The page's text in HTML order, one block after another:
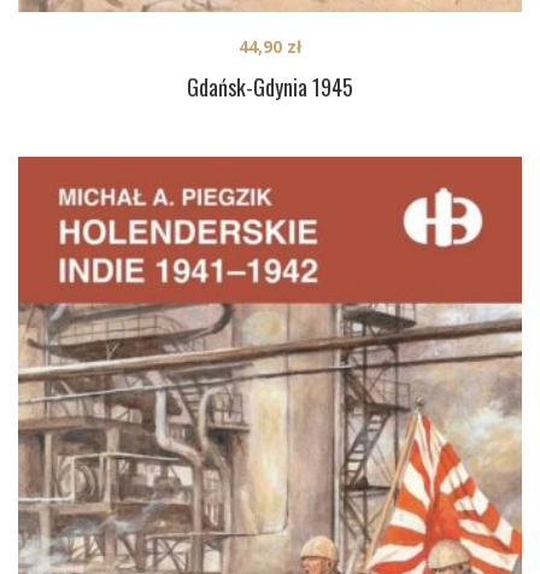
Gdańsk-Gdynia 1945
44,90 zł